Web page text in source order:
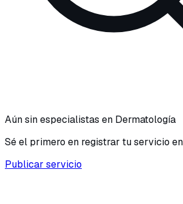
Aún sin especialistas en Dermatología
Sé el primero en registrar tu servicio
Publicar servicio